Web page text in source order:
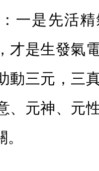
一是先活
才是生發氣
動三元，三
、元神、元